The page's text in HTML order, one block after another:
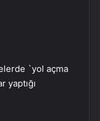
`yol açma
yaptığı